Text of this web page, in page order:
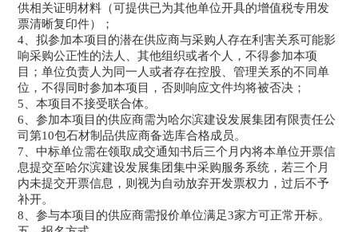
供相关证明材料（可提供已为其他单位开具的增值税专用发
票清晰复印件）；
4、拟参加本项目的潜在供应商与采购人存在利害关系可能影
响采购公正性的法人、其他组织或者个人，不得参加本项
目；单位负责人为同一人或者存在控股、管理关系的不同单
位，不得同时参加本项目，否则响应文件均将被否决；
5、本项目不接受联合体。
6、参加本项目的供应商需为哈尔滨建设发展集团有限责任公
司第10包石材制品供应商备选库合格成员。
7、中标单位需在领取成交通知书后三个月内将本单位开票信
息提交至哈尔滨建设发展集团集中采购服务系统，若三个月
内未提交开票信息，则视为自动放弃开发票权力，过后不予
补开。
8、参与本项目的供应商需报价单位满足3家方可正常开标。